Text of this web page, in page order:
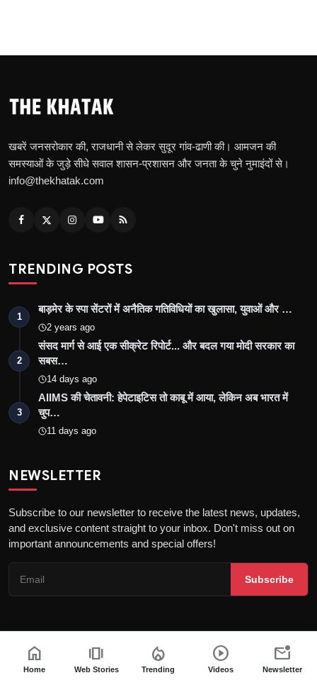
खबरें जनसरोकार की, राजधानी से लेकर सुदूर गांव-ढाणी की। आमजन की
समस्याओं के जुड़े सीधे सवाल शासन-प्रशासन और जनता के चुने नुमाइंदों से।
info@thekhatak.com
TRENDING POSTS
1
बाड़मेर के स्पा सेंटरों में अनैतिक गतिविधियों का खुलासा, युवाओं और …
2 years ago
2
संसद मार्ग से आई एक सीक्रेट रिपोर्ट... और बदल गया मोदी सरकार का
सबस…
14 days ago
3
AIIMS की चेतावनी: हेपेटाइटिस तो काबू में आया, लेकिन अब भारत में
चुप…
11 days ago
NEWSLETTER
Subscribe to our newsletter to receive the latest news, updates,
and exclusive content straight to your inbox. Don't miss out on
important announcements and special offers!
Subscribe
Copyright © 2026 the khatak - All Rights Reserved
About usPrivacy Policy DMCA Policy
Terms & Conditions
home
Home
amp_stories
Web Stories
local_fire_department
Trending
play_circle
Videos
mark_email_unread
Newsletter